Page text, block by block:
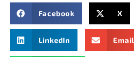
Facebook X
LinkedIn Email